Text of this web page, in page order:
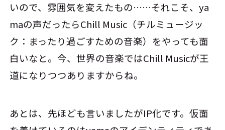
いので、雰囲気を変えたもの……それこそ、ya
maの声だったらChill Music（チルミュージッ
ク：まったり過ごすための音楽）をやっても面
白いなと。今、世界の音楽ではChill Musicが王
道になりつつありますからね。
あとは、先ほども言いましたがIP化です。仮面